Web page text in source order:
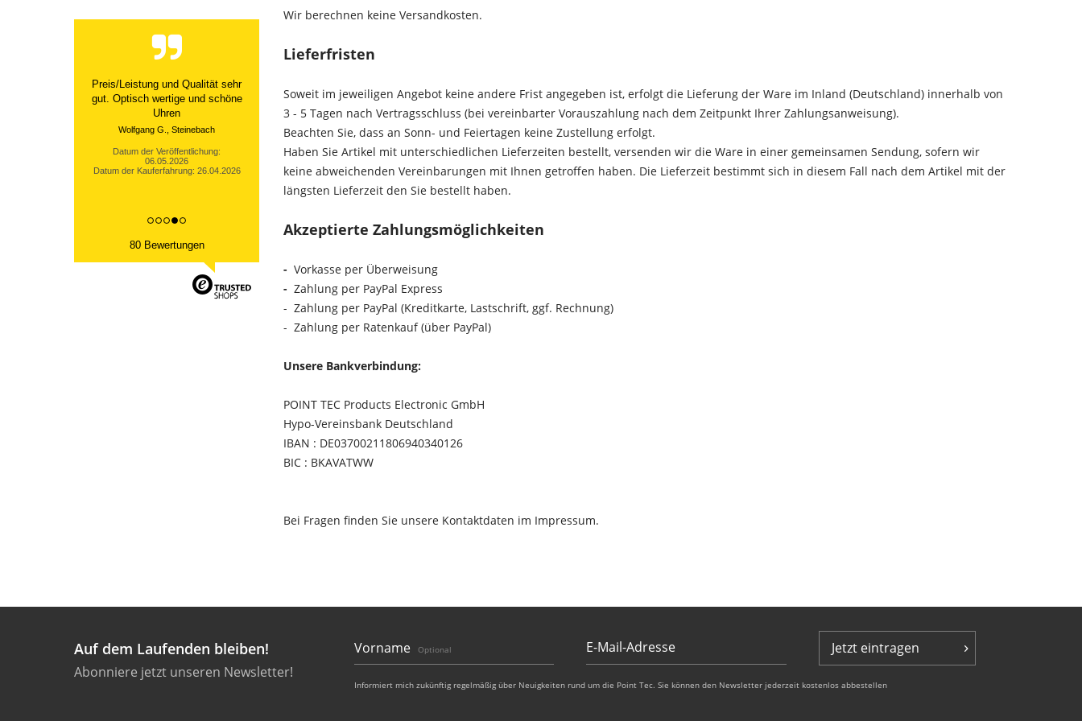
Preis/Leistung und Qualität sehr
gut. Optisch wertige und schöne
Uhren
Wolfgang G., Steinebach
Datum der Veröffentlichung:
06.05.2026
Datum der Kauferfahrung: 26.04.2026
80 Bewertungen
Wir berechnen keine Versandkosten.
Lieferfristen
Soweit im jeweiligen Angebot keine andere Frist angegeben ist, erfolgt die Lieferung der Ware im Inland (Deutschland) innerhalb von
3 - 5 Tagen nach Vertragsschluss (bei vereinbarter Vorauszahlung nach dem Zeitpunkt Ihrer Zahlungsanweisung).
Beachten Sie, dass an Sonn- und Feiertagen keine Zustellung erfolgt.
Haben Sie Artikel mit unterschiedlichen Lieferzeiten bestellt, versenden wir die Ware in einer gemeinsamen Sendung, sofern wir
keine abweichenden Vereinbarungen mit Ihnen getroffen haben. Die Lieferzeit bestimmt sich in diesem Fall nach dem Artikel mit der
längsten Lieferzeit den Sie bestellt haben.
Akzeptierte Zahlungsmöglichkeiten
- Vorkasse per Überweisung
- Zahlung per PayPal Express
- Zahlung per PayPal (Kreditkarte, Lastschrift, ggf. Rechnung)
- Zahlung per Ratenkauf (über PayPal)
Unsere Bankverbindung:
POINT TEC Products Electronic GmbH
Hypo-Vereinsbank Deutschland
IBAN : DE03700211806940340126
BIC : BKAVATWW
Bei Fragen finden Sie unsere Kontaktdaten im Impressum.
Auf dem Laufenden bleiben!
Abonniere jetzt unseren Newsletter!
Vorname Optional Jetzt eintragen
Informiert mich zukünftig regelmäßig über Neuigkeiten rund um die Point Tec. Sie können den Newsletter jederzeit kostenlos abbestellen